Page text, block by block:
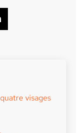
visages